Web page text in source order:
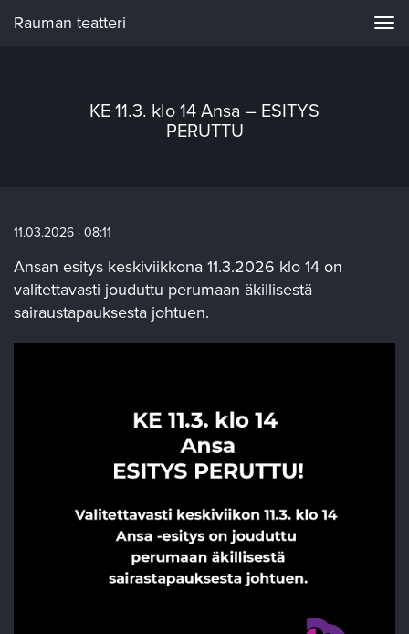
Rauman teatteri
KE 11.3. klo 14 Ansa – ESITYS
PERUTTU
11.03.2026 · 08:11
Ansan esitys keskiviikkona 11.3.2026 klo 14 on
valitettavasti jouduttu perumaan äkillisestä
sairaustapauksesta johtuen.